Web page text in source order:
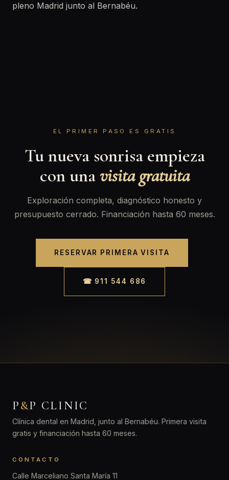
pleno Madrid junto al Bernabéu.
EL PRIMER PASO ES GRATIS
Tu nueva sonrisa empieza
con unavisita gratuita
Exploración completa, diagnóstico honesto y
presupuesto cerrado. Financiación hasta 60 meses.
RESERVAR PRIMERA VISITA
☎ 911 544 686
P&P CLINIC
Clínica dental en Madrid, junto al Bernabéu. Primera visita
gratis y financiación hasta 60 meses.
CONTACTO
Calle Marceliano Santa María 11